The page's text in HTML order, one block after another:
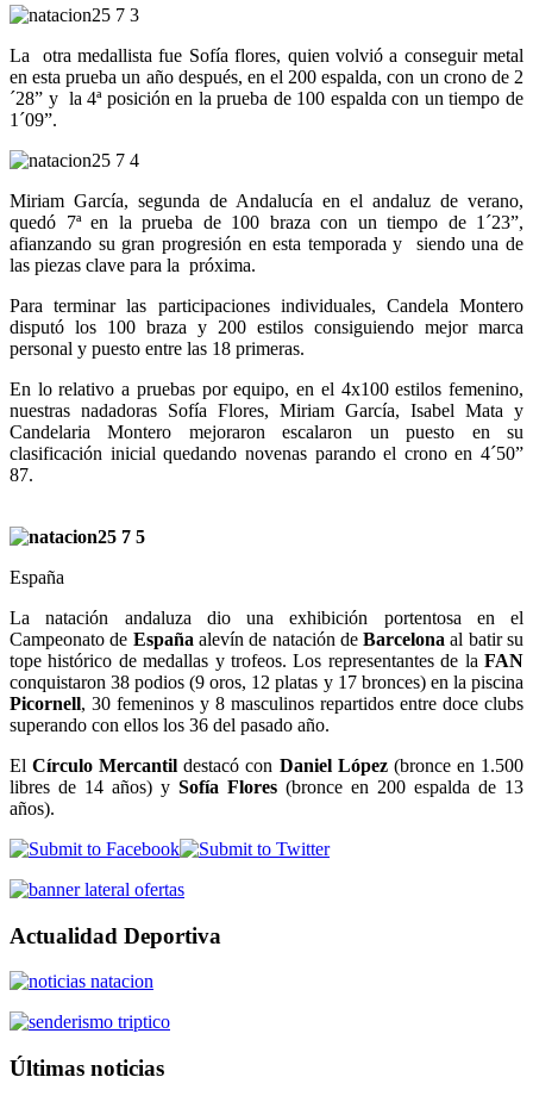
La otra medallista fue Sofía flores, quien volvió a conseguir metal
en esta prueba un año después, en el 200 espalda, con un crono de 2
´28” y la 4ª posición en la prueba de 100 espalda con un tiempo de
1´09”.
Miriam García, segunda de Andalucía en el andaluz de verano,
quedó 7ª en la prueba de 100 braza con un tiempo de 1´23”,
afianzando su gran progresión en esta temporada y siendo una de
las piezas clave para la próxima.
Para terminar las participaciones individuales, Candela Montero
disputó los 100 braza y 200 estilos consiguiendo mejor marca
personal y puesto entre las 18 primeras.
En lo relativo a pruebas por equipo, en el 4x100 estilos femenino,
nuestras nadadoras Sofía Flores, Miriam García, Isabel Mata y
Candelaria Montero mejoraron escalaron un puesto en su
clasificación inicial quedando novenas parando el crono en 4´50”
87.
España
La natación andaluza dio una exhibición portentosa en el
Campeonato de España alevín de natación deBarcelona al batir su
tope histórico de medallas y trofeos. Los representantes de la FAN
conquistaron 38 podios (9 oros, 12 platas y 17 bronces) en la piscina
Picornell, 30 femeninos y 8 masculinos repartidos entre doce clubs
superando con ellos los 36 del pasado año.
ElCírculo Mercantil destacó con Daniel López(bronce en 1.500
libres de 14 años) y Sofía Flores (bronce en 200 espalda de 13
años).
Actualidad Deportiva
Últimas noticias